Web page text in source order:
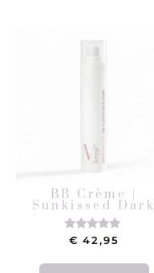
BB Crème |
Sunkissed Dark
Gewaardeerd
5.00
€ 42,95